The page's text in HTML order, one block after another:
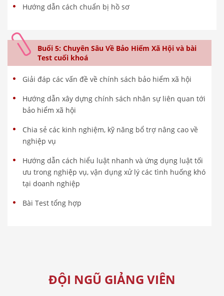
Hướng dẫn cách chuẩn bị hồ sơ
Buổi 5: Chuyên Sâu Về Bảo Hiểm Xã Hội và bài
Test cuối khoá
Giải đáp các vấn đề về chính sách bảo hiểm xã hội
Hướng dẫn xây dựng chính sách nhân sự liên quan tới
bảo hiểm xã hội
Chia sẻ các kinh nghiệm, kỹ năng bổ trợ nâng cao về
nghiệp vụ
Hướng dẫn cách hiểu luật nhanh và ứng dụng luật tối
ưu trong nghiệp vụ, vận dụng xử lý các tình huống khó
tại doanh nghiệp
Bài Test tổng hợp
ĐỘI NGŨ GIẢNG VIÊN